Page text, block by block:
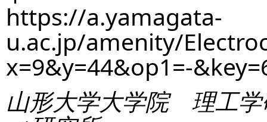
https://a.yamagata-
u.ac.jp/amenity/
x=9&y=44&op1=-
山形大学大学院 理工学